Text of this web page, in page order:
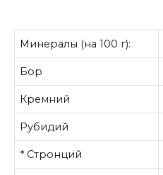
Минералы (на 100 г):
Бор
Кремний
Рубидий
* Стронций